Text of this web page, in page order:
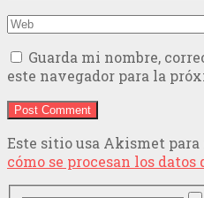
Guarda mi nombre,
este navegador para la
Este sitio usa Akismet para
cómo se procesan los